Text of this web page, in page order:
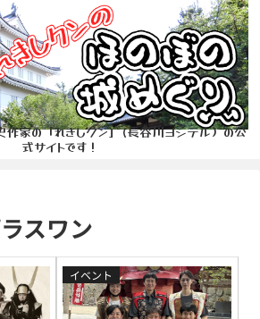
家の「れきしクン」(長谷川ヨシテル）の公
式サイトです！
スワン
イベント